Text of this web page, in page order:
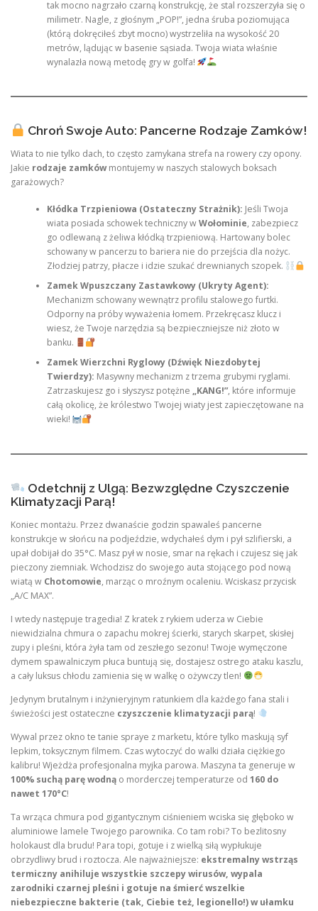
tak mocno nagrzało czarną konstrukcję, że stal rozszerzyła się o
milimetr. Nagle, z głośnym „POP!”, jedna śruba poziomująca
(którą dokręciłeś zbyt mocno) wystrzeliła na wysokość 20
metrów, lądując w basenie sąsiada. Twoja wiata właśnie
wynalazła nową metodę gry w golfa!
Chroń Swoje Auto: Pancerne Rodzaje Zamków!
Wiata to nie tylko dach, to często zamykana strefa na rowery czy opony.
Jakie rodzaje zamkówmontujemy w naszych stalowych boksach
garażowych?
Kłódka Trzpieniowa (Ostateczny Strażnik): Jeśli Twoja
wiata posiada schowek techniczny wWołominie, zabezpiecz
go odlewaną z żeliwa kłódką trzpieniową. Hartowany bolec
schowany w pancerzu to bariera nie do przejścia dla nożyc.
Złodziej patrzy, płacze i idzie szukać drewnianych szopek.
Zamek Wpuszczany Zastawkowy (Ukryty Agent):
Mechanizm schowany wewnątrz profilu stalowego furtki.
Odporny na próby wyważenia łomem. Przekręcasz klucz i
wiesz, że Twoje narzędzia są bezpieczniejsze niż złoto w
banku.
Zamek Wierzchni Ryglowy (Dźwięk Niezdobytej
Twierdzy): Masywny mechanizm z trzema grubymi ryglami.
Zatrzaskujesz go i słyszysz potężne „KANG!”, które informuje
całą okolicę, że królestwo Twojej wiaty jest zapieczętowane na
wieki!
Odetchnij z Ulgą: Bezwzględne Czyszczenie
Klimatyzacji Parą!
Koniec montażu. Przez dwanaście godzin spawaleś pancerne
konstrukcje w słońcu na podjeździe, wdychałeś dym i pył szlifierski, a
upał dobijał do 35°C. Masz pył w nosie, smar na rękach i czujesz się jak
pieczony ziemniak. Wchodzisz do swojego auta stojącego pod nową
wiatą w Chotomowie, marząc o mroźnym ocaleniu. Wciskasz przycisk
„A/C MAX”.
I wtedy następuje tragedia! Z kratek z rykiem uderza w Ciebie
niewidzialna chmura o zapachu mokrej ścierki, starych skarpet, skisłej
zupy i pleśni, która żyła tam od zeszłego sezonu! Twoje wymęczone
dymem spawalniczym płuca buntują się, dostajesz ostrego ataku kaszlu,
a cały luksus chłodu zamienia się w walkę o ożywczy tlen!
Jedynym brutalnym i inżynieryjnym ratunkiem dla każdego fana stali i
świeżości jest ostateczne czyszczenie klimatyzacji parą!
Wywal przez okno te tanie spraye z marketu, które tylko maskują syf
lepkim, toksycznym filmem. Czas wytoczyć do walki działa ciężkiego
kalibru! Wjeżdża profesjonalna myjka parowa. Maszyna ta generuje w
100% suchą parę wodną o morderczej temperaturze od 160 do
nawet 170°C!
Ta wrząca chmura pod gigantycznym ciśnieniem wciska się głęboko w
aluminiowe lamele Twojego parownika. Co tam robi? To bezlitosny
holokaust dla brudu! Para topi, gotuje i z wielką siłą wypłukuje
obrzydliwy brud i roztocza. Ale najważniejsze: ekstremalny wstrząs
termiczny anihiluje wszystkie szczepy wirusów, wypala
zarodniki czarnej pleśni i gotuje na śmierć wszelkie
niebezpieczne bakterie (tak, Ciebie też, legionello!) w ułamku